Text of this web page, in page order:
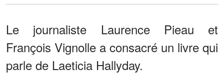
Le journaliste Laurence Pieau et
François Vignolle a consacré un livre qui
parle de Laeticia Hallyday.